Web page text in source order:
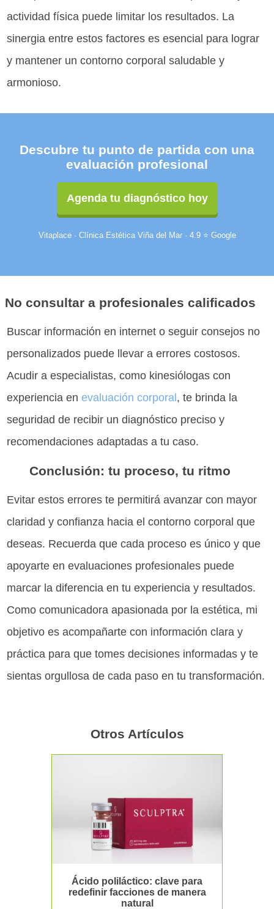
actividad física puede limitar los resultados. La
sinergia entre estos factores es esencial para lograr
y mantener un contorno corporal saludable y
armonioso.
Descubre tu punto de partida con una
evaluación profesional
Agenda tu diagnóstico hoy
Vitaplace · Clínica Estética Viña del Mar · 4.9 ⭐ Google
No consultar a profesionales calificados
Buscar información en internet o seguir consejos no
personalizados puede llevar a errores costosos.
Acudir a especialistas, como kinesiólogas con
experiencia enevaluación corporal , te brinda la
seguridad de recibir un diagnóstico preciso y
recomendaciones adaptadas a tu caso.
Conclusión: tu proceso, tu ritmo
Evitar estos errores te permitirá avanzar con mayor
claridad y confianza hacia el contorno corporal que
deseas. Recuerda que cada proceso es único y que
apoyarte en evaluaciones profesionales puede
marcar la diferencia en tu experiencia y resultados.
Como comunicadora apasionada por la estética, mi
objetivo es acompañarte con información clara y
práctica para que tomes decisiones informadas y te
sientas orgullosa de cada paso en tu transformación.
Otros Artículos
Ácido poliláctico: clave para
redefinir facciones de manera
natural